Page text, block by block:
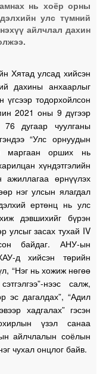
нь хоёр орны
улс түмний
айлчлал дахин
Хятад улсад хийсэн
дахины анхаарлыг
үгсээр тодорхойлсон
2021 оны 9 дүгээр
дугаар чуулганы
“Улс орнуудын
маргаан орших нь
хүндэтгэлийн
өрнүүлэх
нэг улсын ялагдал
ертөнц нь улс
дэвшихийг бүрэн
улсыг засах тухай IV
байдаг. АНУ-ын
д хийсэн төрийн
“Нэг нь хожиж нөгөө
нээс салж,
эс дагалдах”, “Адил
хадгалах” гэсэн
үзэл санаа
айлчлалын соёлын
чухал онцлог байв.